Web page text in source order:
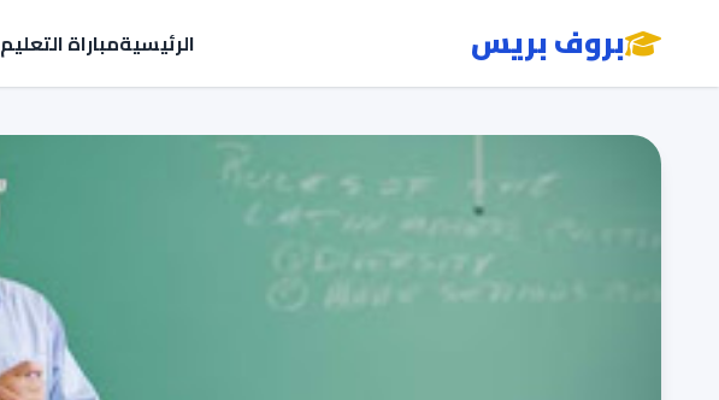
بروف بريس الرئيسيةمباراة التعليم